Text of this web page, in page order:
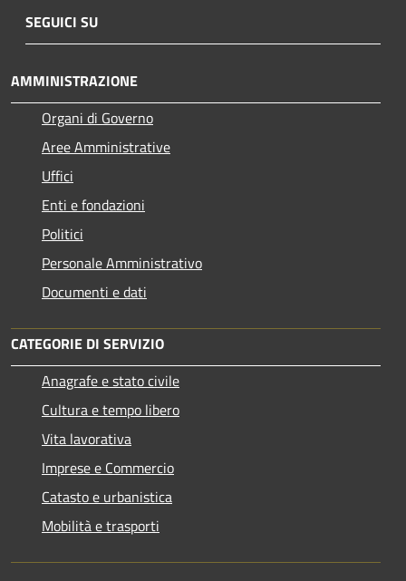
SEGUICI SU
AMMINISTRAZIONE
Organi di Governo
Aree Amministrative
Uffici
Enti e fondazioni
Politici
Personale Amministrativo
Documenti e dati
CATEGORIE DI SERVIZIO
Anagrafe e stato civile
Cultura e tempo libero
Vita lavorativa
Imprese e Commercio
Catasto e urbanistica
Mobilità e trasporti